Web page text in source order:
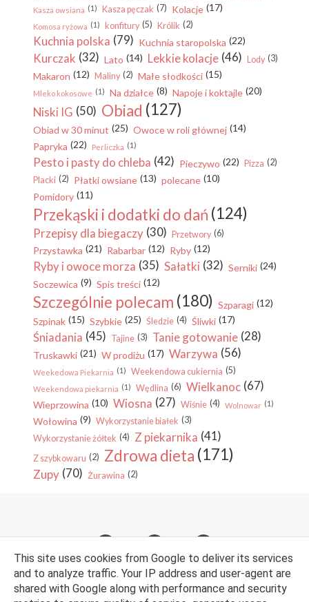
Kasza owsiana (1) Kasza pęczak (7) Kolacje (17)
Komosa ryżowa (1) konfitury (5) Królik (2)
Kuchnia polska (79) Kuchnia staropolska (22)
Kurczak (32) Lato (14) Lekkie kolacje (46) Lody (3)
Makaron (12) Maliny (2) Małe słodkości (15)
Mleko kokosowe (1) Na działce (8) Napoje i koktajle (20)
Niski IG (50) Obiad (127)
Obiad w 30 minut (25) Owoce w roli głównej (14)
Papryka (22) Perliczka (1)
Pesto i pasty do chleba (42) Pieczywo (22) Pizza (2)
Placki (2) Płatki owsiane (13) polecane (10)
Pomidory (11)
Przekąski i dodatki do dań (124)
Przepisy dla biegaczy (30) Przetwory (6)
Przystawka (21) Rabarbar (12) Ryby (12)
Ryby i owoce morza (35) Sałatki (32) Serniki (24)
Soczewica (9) Spis treści (12)
Szczególnie polecam (180) Szparagi (12)
Szpinak (15) Szybkie (25) Śledzie (4) Śliwki (17)
Śniadania (45) Tajine (3) Tanie gotowanie (28)
Truskawki (21) W prodiżu (17) Warzywa (56)
Weekedowa Piekarnia (1) Weekendowa cukiernia (5)
Weekendowa piekarnia (1) Wędlina (6) Wielkanoc (67)
Wieprzowina (10) Wiosna (27) Wiśnie (4) Wolnowar (1)
Wołowina (9) Wykorzystanie białek (3)
Wykorzystanie żółtek (4) Z piekarnika (41)
Z szybkowaru (2) Zdrowa dieta (171)
Zupy (70) Żurawina (2)
This site uses cookies from Google to deliver its services
and to analyze traffic. Your IP address and user-agent are
shared with Google along with performance and security